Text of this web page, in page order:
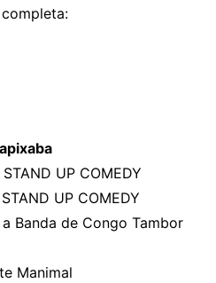
UP COMEDY
UP COMEDY
Banda de Congo Tambor
Manimal